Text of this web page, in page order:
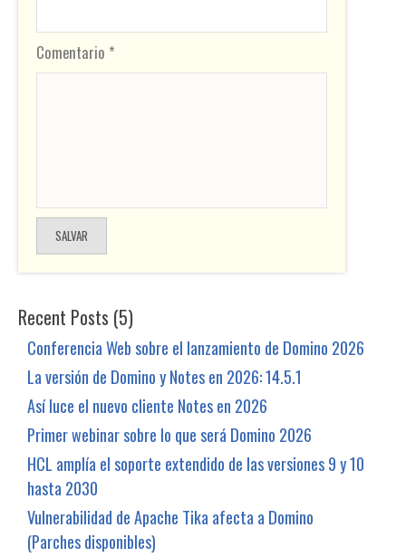
Comentario *
Recent Posts (5)
Conferencia Web sobre el lanzamiento de Domino 2026
La versión de Domino y Notes en 2026: 14.5.1
Así luce el nuevo cliente Notes en 2026
Primer webinar sobre lo que será Domino 2026
HCL amplía el soporte extendido de las versiones 9 y 10
hasta 2030
Vulnerabilidad de Apache Tika afecta a Domino
(Parches disponibles)